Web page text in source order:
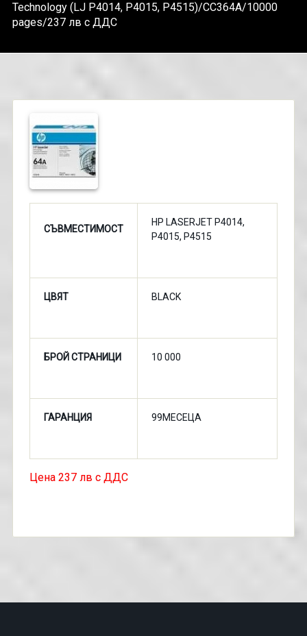
Technology (LJ P4014, P4015, P4515)/CC364A/10000
pages/237 лв с ДДС
СЪВМЕСТИМОСТ
HP LASERJET P4014,
P4015, P4515
ЦВЯТ BLACK
БРОЙ СТРАНИЦИ 10 000
ГАРАНЦИЯ 99МЕСЕЦА
Цена 237 лв с ДДС